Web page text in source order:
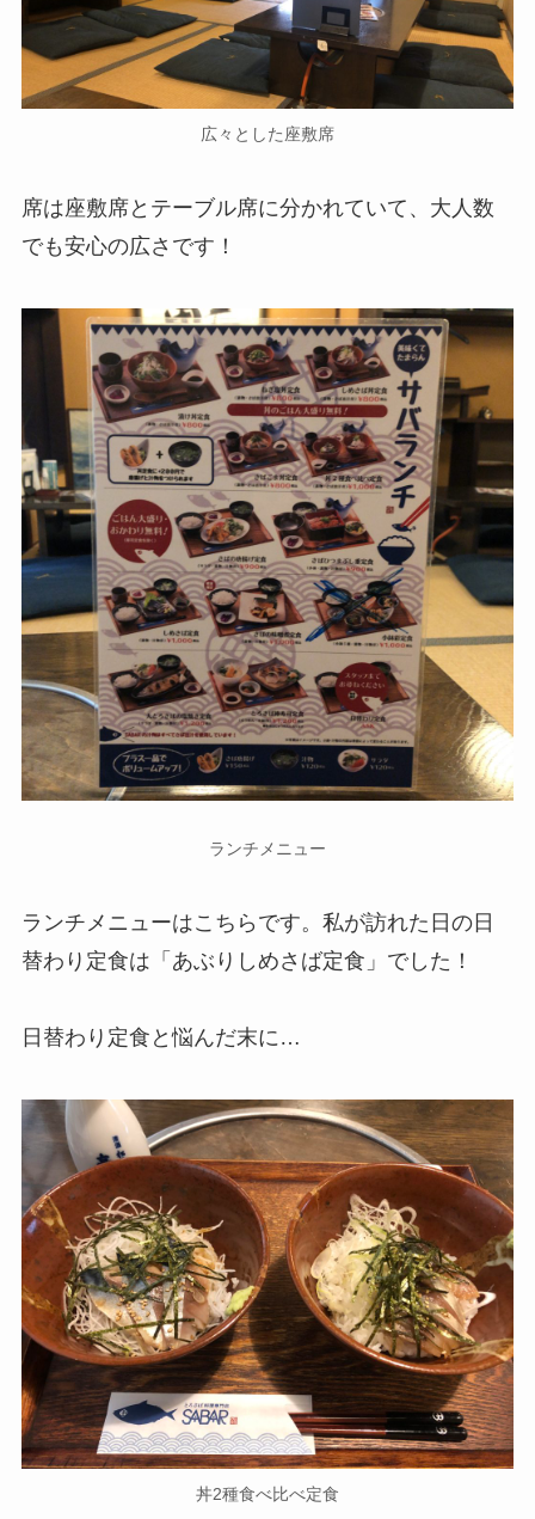
広々とした座敷席
席は座敷席とテーブル席に分かれていて、大人数
でも安心の広さです！
ランチメニュー
ランチメニューはこちらです。私が訪れた日の日
替わり定食は「あぶりしめさば定食」でした！
日替わり定食と悩んだ末に…
丼2種食べ比べ定食